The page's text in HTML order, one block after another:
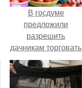
В госдуме
предложили
разрешить
дачникам торговать
своей
сельхозпродукцией
в людных местах.